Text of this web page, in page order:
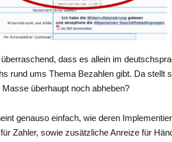
dass es allein im
rund ums Thema Bezahlen gibt. Da stellt
überhaupt noch abheben?
genauso einfach, wie deren
Zahler, sowie zusätzliche Anreize für